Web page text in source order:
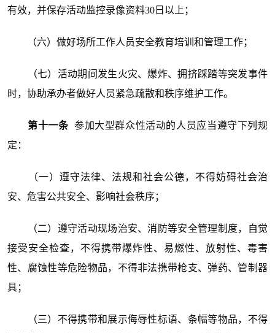
有效，并保存活动监控录像资料30日以上；
（六）做好场所工作人员安全教育培训和管理工作；
（七）活动期间发生火灾、爆炸、拥挤踩踏等突发事件
时，协助承办者做好人员紧急疏散和秩序维护工作。
第十一条参加大型群众性活动的人员应当遵守下列规
定：
（一）遵守法律、法规和社会公德，不得妨碍社会治
安、危害公共安全、影响社会秩序；
（二）遵守活动现场治安、消防等安全管理制度，自觉
接受安全检查，不得携带爆炸性、易燃性、放射性、毒害
性、腐蚀性等危险物品，不得非法携带枪支、弹药、管制器
具；
（三）不得携带和展示侮辱性标语、条幅等物品，不得